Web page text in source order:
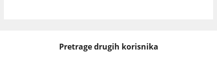
Pretrage drugih korisnika